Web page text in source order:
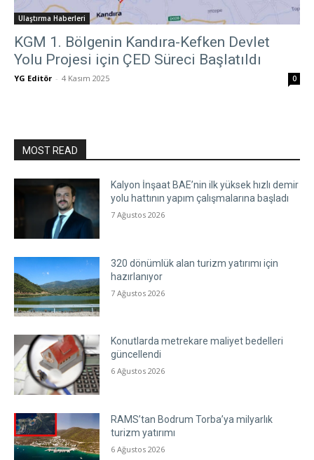
Ulaştırma Haberleri
KGM 1. Bölgenin Kandıra-Kefken Devlet
Yolu Projesi için ÇED Süreci Başlatıldı
YG Editör - 4 Kasım 2025 0
MOST READ
Kalyon İnşaat BAE’nin ilk yüksek hızlı demir
yolu hattının yapım çalışmalarına başladı
7 Ağustos 2026
320 dönümlük alan turizm yatırımı için
hazırlanıyor
7 Ağustos 2026
Konutlarda metrekare maliyet bedelleri
güncellendi
6 Ağustos 2026
RAMS’tan Bodrum Torba’ya milyarlık
turizm yatırımı
6 Ağustos 2026